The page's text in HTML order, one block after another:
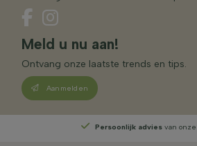
Meld u nu aan!
Ontvang onze laatste trends en tips.
Aanmelden
Persoonlijk advies van